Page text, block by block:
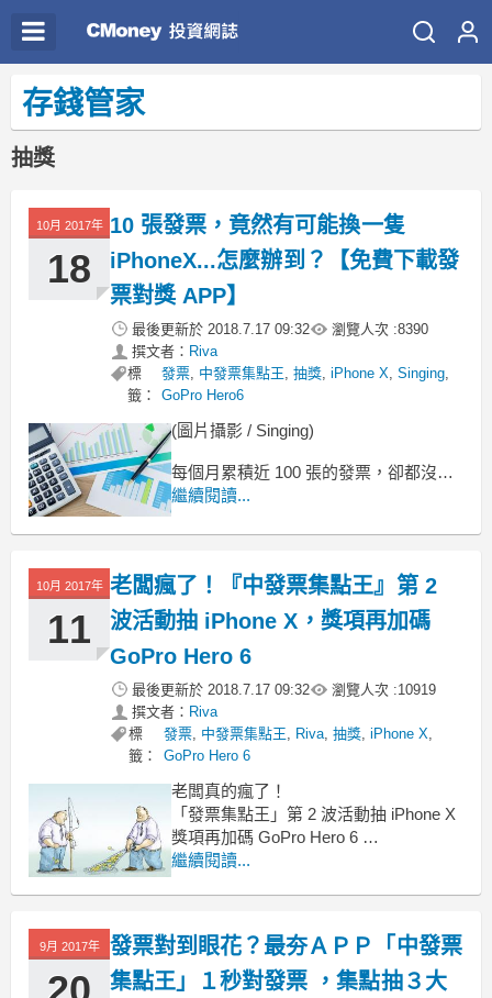
存錢管家
抽獎
10月 2017年
18
10 張發票，竟然有可能換一隻
iPhoneX...怎麼辦到？【免費下載發
票對獎 APP】
最後更新於 2018.7.17 09:32 瀏覽人次 :8390
撰文者： Riva
標
籤：
發票, 中發票集點王,抽獎,iPhone X,Singing,
GoPro Hero6
(圖片攝影 / Singing)
每個月累積近 100 張的發票，卻都沒中
獎？
今天和你分享一個 APP
繼續閱讀...
10月 2017年
11
老闆瘋了！『中發票集點王』第 2
波活動抽 iPhone X，獎項再加碼
GoPro Hero 6
最後更新於 2018.7.17 09:32 瀏覽人次 :10919
撰文者： Riva
標
籤：
發票, 中發票集點王, Riva,抽獎,iPhone X,
GoPro Hero 6
老闆真的瘋了！
「發票集點王」第 2 波活動抽 iPhone X
獎項再加碼 GoPro Hero 6
超過 200 個獎項名額等你搶
張抽獎券
繼續閱讀...
9月 2017年
發票對到眼花？最夯ＡＰＰ「中發票
集點王」１秒對發票 ，集點抽３大